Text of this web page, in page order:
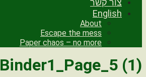
צור קשר
English
About
Escape the mess
Paper chaos – no more
Binder1_Page_5 (1)